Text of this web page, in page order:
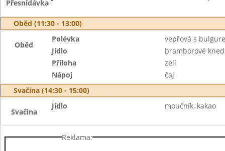
Přesnídávka
Oběd (11:30 - 13:00)
Oběd
Polévka
vepřová s
Jídlo
bramborové
Příloha
zelí
Nápoj
čaj
Svačina (14:30 - 15:00)
Svačina
Jídlo moučník, kakao
Reklama: